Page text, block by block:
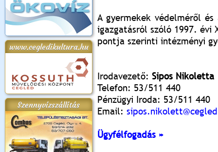
www.cegledikultura.hu
Szennyvízszállítás
A gyermekek védelméről
igazgatásról szóló 1997. évi
pontja szerinti intézményi
Irodavezető: Sipos Nikoletta
Telefon: 53/511 440
Pénzügyi Iroda: 53/511 440
Email:
Ügyfélfogadás »